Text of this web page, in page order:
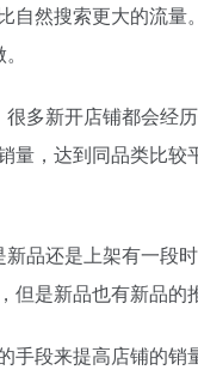
自然搜索更大的流
多新开店铺都会经
量，达到同品类比
品还是上架有一段
但是新品也有新品的
手段来提高店铺的